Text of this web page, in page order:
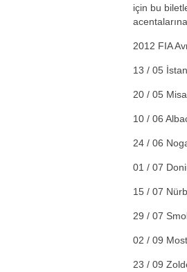
için bu
2012 FIA
13 / 05
20 / 05
10 / 06
24 / 06
01 / 07
15 / 07
29 / 07
02 / 09
23 / 09